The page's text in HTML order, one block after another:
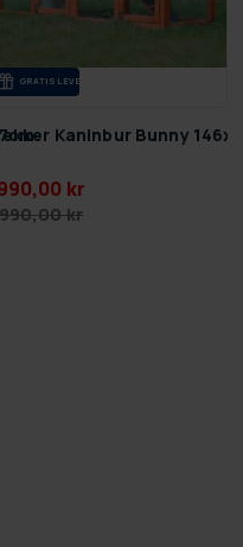
GRA­TIS LE­VE­RANS
Kaninbur Bunny
kr
kr